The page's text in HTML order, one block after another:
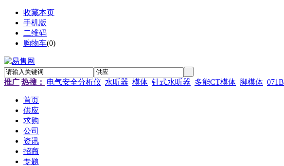
收藏本页
手机版
二维码
购物车(0)
推广 热搜： 电气安全分析仪 水听器 模体 针式水听器 多能CT模体 脚模体 071B
首页
供应
求购
公司
资讯
招商
专题